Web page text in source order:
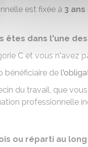
est fixée à 3
êtes dans l'une
C et vous n'avez
bénéficiaire de
du travail, que
professionnelle
ou réparti au